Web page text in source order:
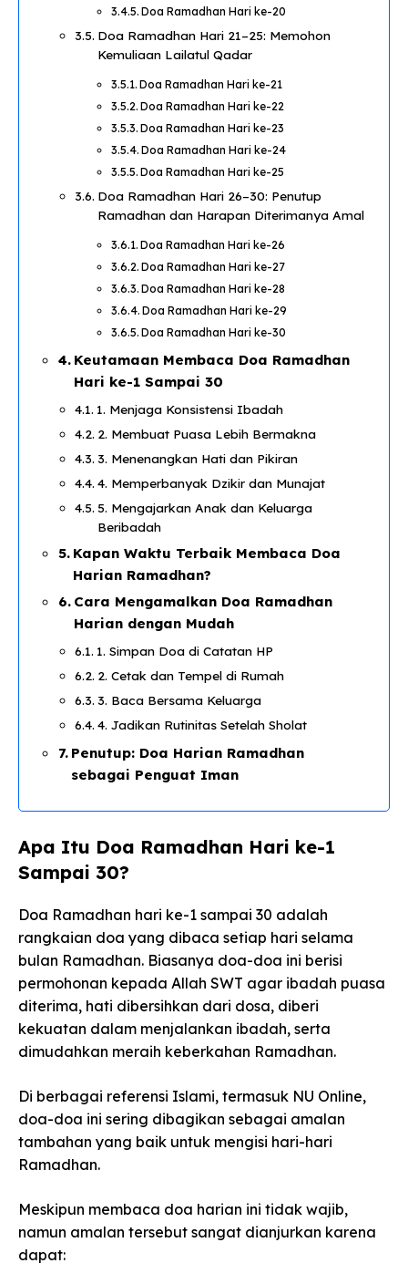
Doa Ramadhan Hari ke-20
Doa Ramadhan Hari 21–25: Memohon
Kemuliaan Lailatul Qadar
Doa Ramadhan Hari ke-21
Doa Ramadhan Hari ke-22
Doa Ramadhan Hari ke-23
Doa Ramadhan Hari ke-24
Doa Ramadhan Hari ke-25
Doa Ramadhan Hari 26–30: Penutup
Ramadhan dan Harapan Diterimanya Amal
Doa Ramadhan Hari ke-26
Doa Ramadhan Hari ke-27
Doa Ramadhan Hari ke-28
Doa Ramadhan Hari ke-29
Doa Ramadhan Hari ke-30
Keutamaan Membaca Doa Ramadhan
Hari ke-1 Sampai 30
1. Menjaga Konsistensi Ibadah
2. Membuat Puasa Lebih Bermakna
3. Menenangkan Hati dan Pikiran
4. Memperbanyak Dzikir dan Munajat
5. Mengajarkan Anak dan Keluarga
Beribadah
Kapan Waktu Terbaik Membaca Doa
Harian Ramadhan?
Cara Mengamalkan Doa Ramadhan
Harian dengan Mudah
1. Simpan Doa di Catatan HP
2. Cetak dan Tempel di Rumah
3. Baca Bersama Keluarga
4. Jadikan Rutinitas Setelah Sholat
Penutup: Doa Harian Ramadhan
sebagai Penguat Iman
Apa Itu Doa Ramadhan Hari ke-1
Sampai 30?
Doa Ramadhan hari ke-1 sampai 30 adalah
rangkaian doa yang dibaca setiap hari selama
bulan Ramadhan. Biasanya doa-doa ini berisi
permohonan kepada Allah SWT agar ibadah puasa
diterima, hati dibersihkan dari dosa, diberi
kekuatan dalam menjalankan ibadah, serta
dimudahkan meraih keberkahan Ramadhan.
Di berbagai referensi Islami, termasuk NU Online,
doa-doa ini sering dibagikan sebagai amalan
tambahan yang baik untuk mengisi hari-hari
Ramadhan.
Meskipun membaca doa harian ini tidak wajib,
namun amalan tersebut sangat dianjurkan karena
dapat: